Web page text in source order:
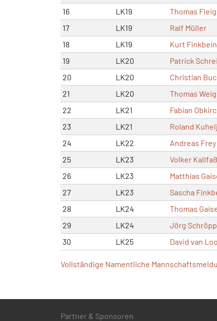
16
LK19 Thomas Fleig
17
LK19 Ralf Müller
18
LK19 Kurt
19
LK20 Patrick
20
LK20 Christian
21
LK20 Thomas
22
LK21 Fabian
23
LK21 Roland Kuhelj
24
LK22 Andreas Frey
25
LK23 Volker Kallfaß
26
LK23 Matthias
27
LK23 Sascha
28
LK24 Thomas
29
LK24 Jörg
30
LK25 David van Loo
Vollständige Namentliche
Partner & Sponsoren